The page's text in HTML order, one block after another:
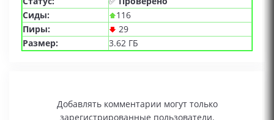
Сиды:
116
Пиры:
29
Размер:
3.62 ГБ
Добавлять комментарии могут только
зарегистрированные пользователи.